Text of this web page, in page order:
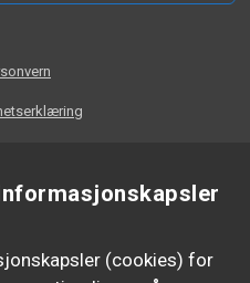
(cookies) for